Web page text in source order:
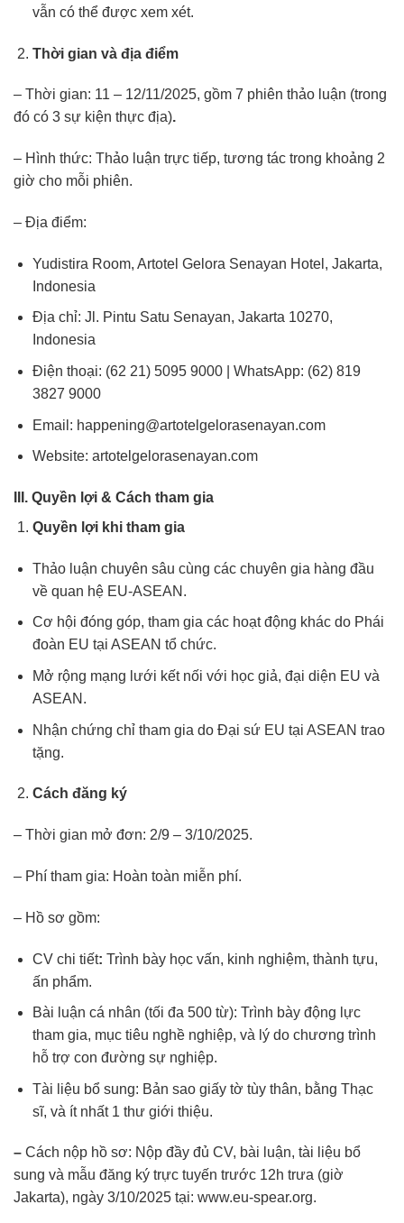
vẫn có thể được xem xét.
Thời gian và địa điểm
– Thời gian: 11 – 12/11/2025, gồm 7 phiên thảo luận (trong
đó có 3 sự kiện thực địa).
– Hình thức: Thảo luận trực tiếp, tương tác trong khoảng 2
giờ cho mỗi phiên.
– Địa điểm:
Yudistira Room, Artotel Gelora Senayan Hotel, Jakarta,
Indonesia
Địa chỉ: Jl. Pintu Satu Senayan, Jakarta 10270,
Indonesia
Điện thoại: (62 21) 5095 9000 | WhatsApp: (62) 819
3827 9000
Email: happening@artotelgelorasenayan.com
Website: artotelgelorasenayan.com
III. Quyền lợi & Cách tham gia
Quyền lợi khi tham gia
Thảo luận chuyên sâu cùng các chuyên gia hàng đầu
về quan hệ EU-ASEAN.
Cơ hội đóng góp, tham gia các hoạt động khác do Phái
đoàn EU tại ASEAN tổ chức.
Mở rộng mạng lưới kết nối với học giả, đại diện EU và
ASEAN.
Nhận chứng chỉ tham gia do Đại sứ EU tại ASEAN trao
tặng.
Cách đăng ký
– Thời gian mở đơn: 2/9 – 3/10/2025.
– Phí tham gia: Hoàn toàn miễn phí.
– Hồ sơ gồm:
CV chi tiết: Trình bày học vấn, kinh nghiệm, thành tựu,
ấn phẩm.
Bài luận cá nhân (tối đa 500 từ): Trình bày động lực
tham gia, mục tiêu nghề nghiệp, và lý do chương trình
hỗ trợ con đường sự nghiệp.
Tài liệu bổ sung: Bản sao giấy tờ tùy thân, bằng Thạc
sĩ, và ít nhất 1 thư giới thiệu.
– Cách nộp hồ sơ: Nộp đầy đủ CV, bài luận, tài liệu bổ
sung và mẫu đăng ký trực tuyến trước 12h trưa (giờ
Jakarta), ngày 3/10/2025 tại: www.eu-spear.org.